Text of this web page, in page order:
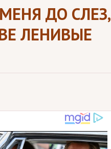
ДО СЛЕЗ,
ЛЕНИВЫЕ